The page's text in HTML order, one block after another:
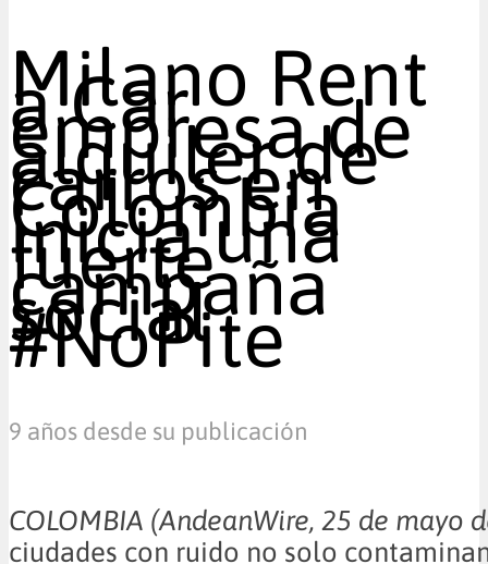
Milano Rent
a Car
empresa de
alquiler de
carros en
Colombia
inicia una
fuerte
campaña
social
#NoPite
9 años desde su publicación
COLOMBIA (AndeanWire, 25 de
ciudades con ruido no solo